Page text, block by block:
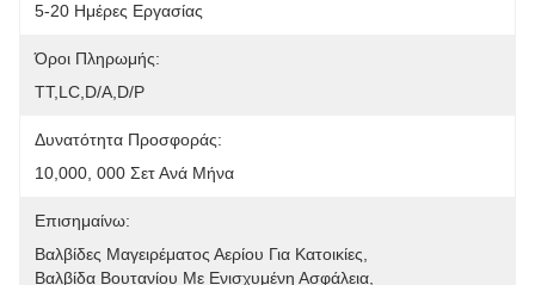
5-20 Ημέρες Εργασίας
Όροι Πληρωμής:
ΤΤ,LC,D/A,D/P
Δυνατότητα Προσφοράς:
10,000, 000 Σετ Ανά Μήνα
Επισημαίνω:
Βαλβίδες Μαγειρέματος Αερίου Για Κατοικίες
Βαλβίδα Βουτανίου Με Ενισχυμένη Ασφάλεια